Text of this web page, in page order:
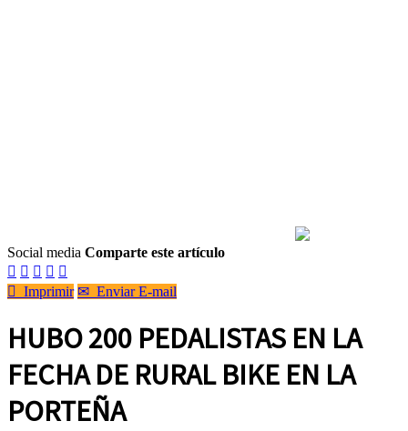
Social media Comparte este artículo
    
 Imprimir ✉ Enviar E-mail
HUBO 200 PEDALISTAS EN LA
FECHA DE RURAL BIKE EN LA
PORTEÑA